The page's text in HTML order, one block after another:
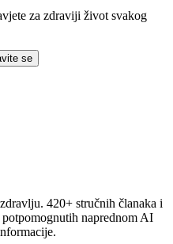
za zdraviji život svakog
se
420+ stručnih članaka i
naprednom AI